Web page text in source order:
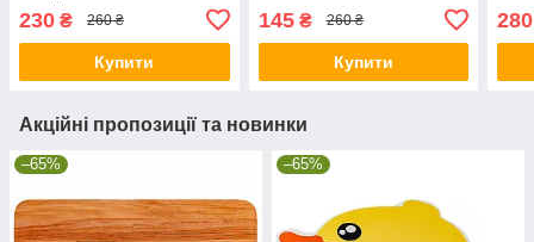
230 ₴ 260 ₴
Купити
145₴ 260 ₴
Купити
280
Акційні пропозиції та новинки
–65% –65%